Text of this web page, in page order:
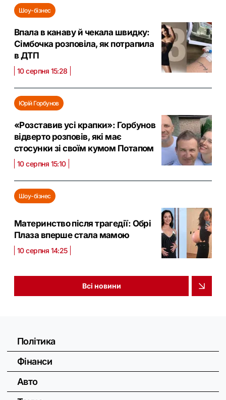
Шоу-бізнес
Впала в канаву й чекала швидку:
Сімбочка розповіла, як потрапила
в ДТП
10 серпня 15:28
Юрій Горбунов
«Розставив усі крапки»: Горбунов
відверто розповів, які має
стосунки зі своїм кумом Потапом
10 серпня 15:10
Шоу-бізнес
Материнство після трагедії: Обрі
Плаза вперше стала мамою
10 серпня 14:25
Всі новини
Політика
Фінанси
Авто